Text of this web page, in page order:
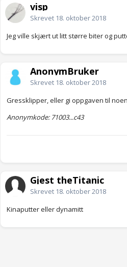
visp
Skrevet 18. oktober 2018
Jeg ville skjært ut litt større biter og
AnonymBruker
Skrevet 18. oktober 2018
Gressklipper, eller gi oppgaven til
Anonymkode: 71003...c43
Gjest theTitanic
Skrevet 18. oktober 2018
Kinaputter eller dynamitt